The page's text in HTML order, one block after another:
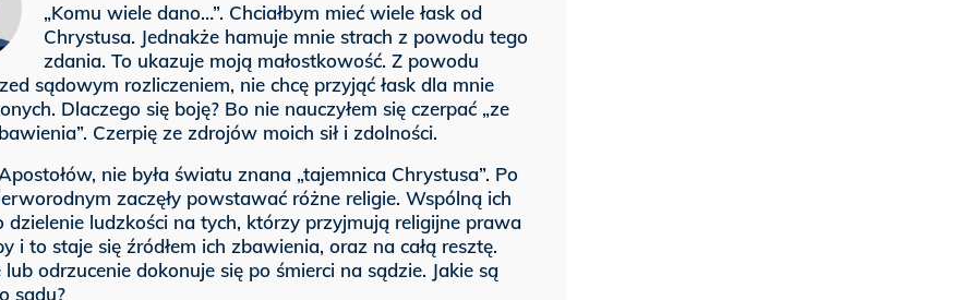
„Komu wiele dano…”. Chciałbym mieć wiele łask od
Chrystusa. Jednakże hamuje mnie strach z powodu tego
zdania. To ukazuje moją małostkowość. Z powodu
sądowym rozliczeniem, nie chcę przyjąć łask dla mnie
Dlaczego się boję? Bo nie nauczyłem się czerpać „ze
Czerpię ze zdrojów moich sił i zdolności.
nie była światu znana „tajemnica Chrystusa”. Po
zaczęły powstawać różne religie. Wspólną ich
dzielenie ludzkości na tych, którzy przyjmują religijne prawa
i to staje się źródłem ich zbawienia, oraz na całą resztę.
odrzucenie dokonuje się po śmierci na sądzie. Jakie są
sądu?